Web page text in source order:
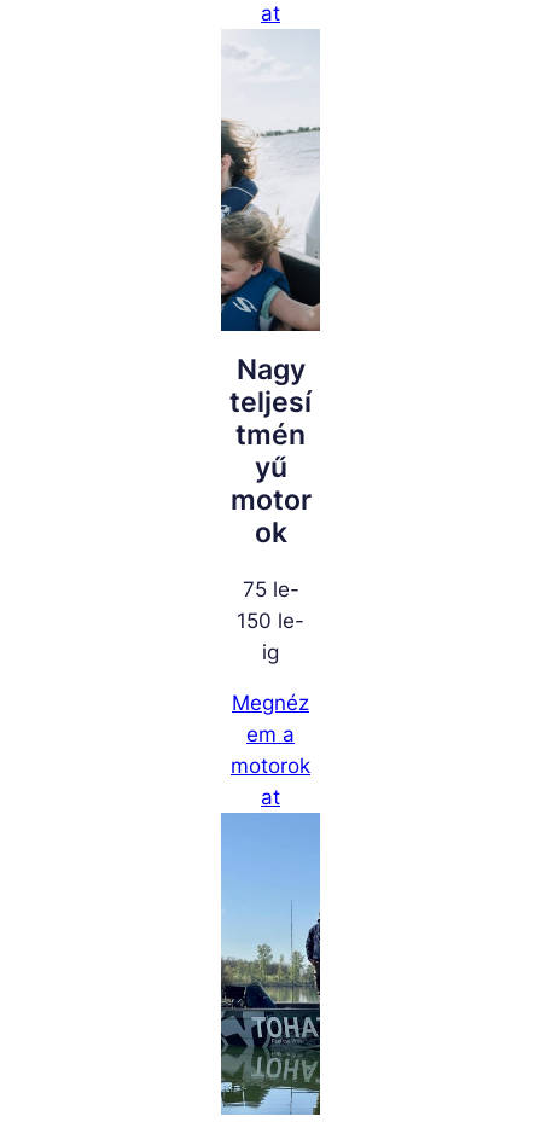
at
Nagy
teljesí
tmén
yű
motor
ok
75 le-
150 le-
ig
Megnéz
em a
motorok
at